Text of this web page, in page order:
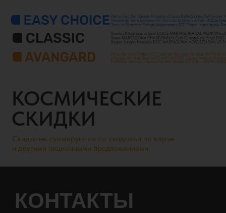
Frühroter Veltliner «Hurra» Pet Nat Veneto IGT AIR – VINHO
«Hoopa» Pet Nat Veneto IGT ARTUR TOIFL Grüner Veltliner
Pelisa Barbera D'Alba DOC Casal de Ventozela Pet Nat ANTÓNIO
Regret Langhe Nebbiolo DOC MARTAGONA MOSCATO GIALLO
Soave MARTAGONA CHARDONNAY Colli Orientali del Friuli
Barolo DOCG Gavi di Gavi DOCG MARTAGONA SAUVIGNON
Torre del Serpente Salento Negroamaro IGT Cinque Lustri Irpinia
Maravento Terre Siciliane IGT Vico Storto Greco di Tufo DOCG
Pietra Ceci IGT Salento Primitivo «Danza Delle Spade» IGP Grüner
КОСМИЧЕСКИЕ
СКИДКИ
Скидки не суммируются со скидками по карте
и другими акционными предложениями.
КОНТАКТЫ